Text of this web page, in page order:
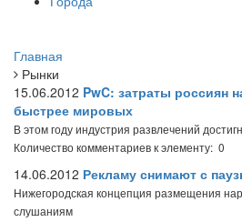
Главная
Рынки
15.06.2012 PwC: затраты россиян
быстрее мировых
В этом году индустрия развлечений
Количество комментариев к элементу: 0
14.06.2012 Рекламу снимают с
Нижегородская концепция размещения
слушаниям